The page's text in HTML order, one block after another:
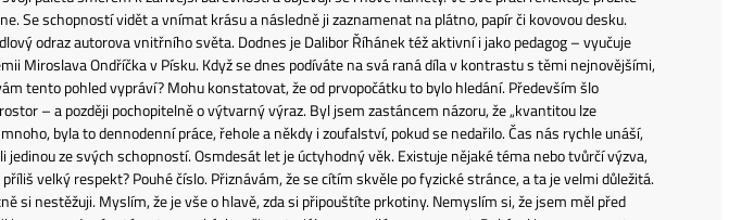
Se schopností vidět a vnímat krásu a následně ji zaznamenat na plátno, papír či kovovou desku.
odraz autorova vnitřního světa. Dodnes je Dalibor Říhánek též aktivní i jako pedagog – vyučuje
Miroslava Ondříčka v Písku. Když se dnes podíváte na svá raná díla v kontrastu s těmi nejnovějšími,
tento pohled vypráví? Mohu konstatovat, že od prvopočátku to bylo hledání. Především šlo
– a později pochopitelně o výtvarný výraz. Byl jsem zastáncem názoru, že „kvantitou lze
byla to dennodenní práce, řehole a někdy i zoufalství, pokud se nedařilo. Čas nás rychle unáší,
ze svých schopností. Osmdesát let je úctyhodný věk. Existuje nějaké téma nebo tvůrčí výzva,
velký respekt? Pouhé číslo. Přiznávám, že se cítím skvěle po fyzické stránce, a ta je velmi důležitá.
si nestěžuji. Myslím, že je vše o hlavě, zda si připouštíte prkotiny. Nemyslím si, že jsem měl před